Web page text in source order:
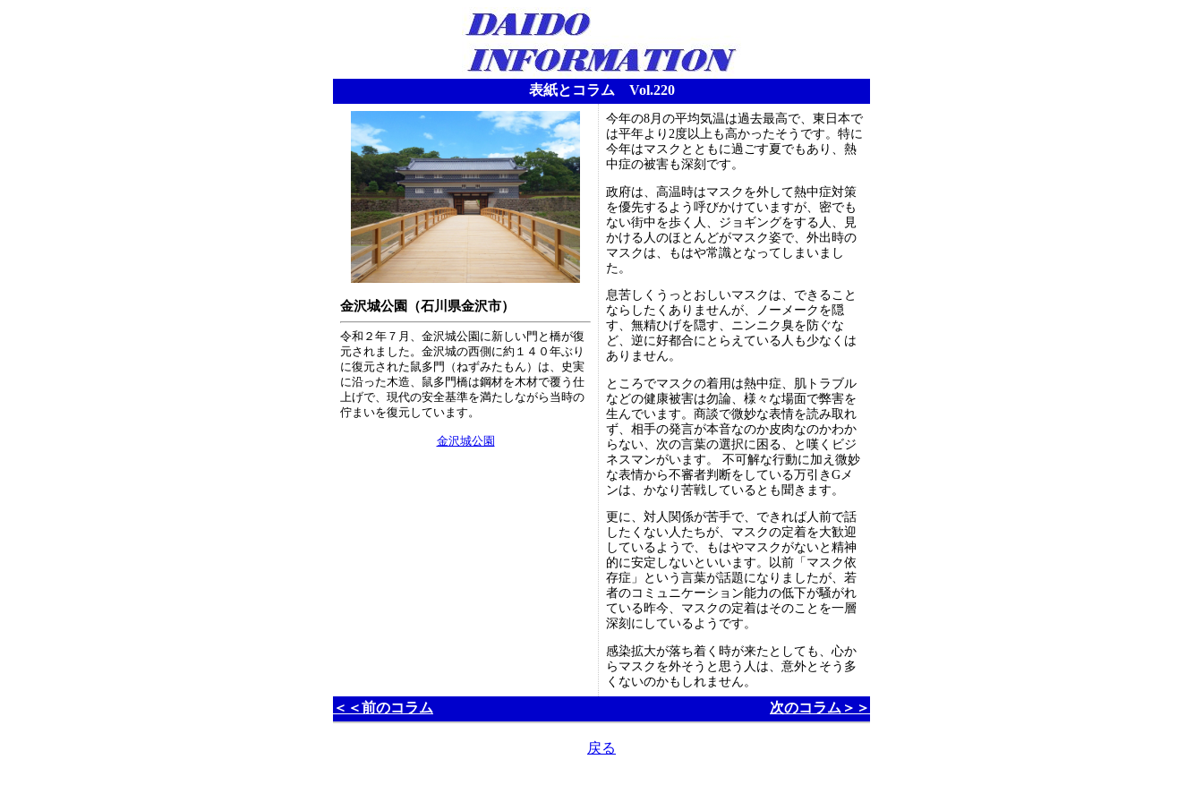
表紙とコラム Vol.220
金沢城公園（石川県金沢市）
令和２年７月、金沢城公園に新しい門と橋が復
元されました。金沢城の西側に約１４０年ぶり
に復元された鼠多門（ねずみたもん）は、史実
に沿った木造、鼠多門橋は鋼材を木材で覆う仕
上げで、現代の安全基準を満たしながら当時の
佇まいを復元しています。
金沢城公園
今年の8月の平均気温は過去最高で、東日本で
は平年より2度以上も高かったそうです。特に
今年はマスクとともに過ごす夏でもあり、熱
中症の被害も深刻です。
政府は、高温時はマスクを外して熱中症対策
を優先するよう呼びかけていますが、密でも
ない街中を歩く人、ジョギングをする人、見
かける人のほとんどがマスク姿で、外出時の
マスクは、もはや常識となってしまいまし
た。
息苦しくうっとおしいマスクは、できること
ならしたくありませんが、ノーメークを隠
す、無精ひげを隠す、ニンニク臭を防ぐな
ど、逆に好都合にとらえている人も少なくは
ありません。
ところでマスクの着用は熱中症、肌トラブル
などの健康被害は勿論、様々な場面で弊害を
生んでいます。商談で微妙な表情を読み取れ
ず、相手の発言が本音なのか皮肉なのかわか
らない、次の言葉の選択に困る、と嘆くビジ
ネスマンがいます。 不可解な行動に加え微妙
な表情から不審者判断をしている万引きGメ
ンは、かなり苦戦しているとも聞きます。
更に、対人関係が苦手で、できれば人前で話
したくない人たちが、マスクの定着を大歓迎
しているようで、もはやマスクがないと精神
的に安定しないといいます。以前「マスク依
存症」という言葉が話題になりましたが、若
者のコミュニケーション能力の低下が騒がれ
ている昨今、マスクの定着はそのことを一層
深刻にしているようです。
感染拡大が落ち着く時が来たとしても、心か
らマスクを外そうと思う人は、意外とそう多
くないのかもしれません。
＜＜前のコラム 次のコラム＞＞
戻る